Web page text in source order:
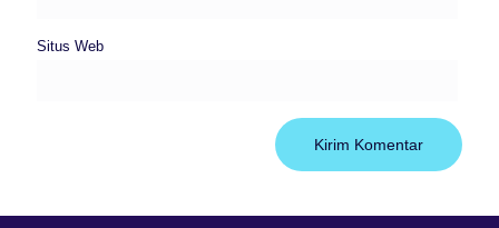
Situs Web